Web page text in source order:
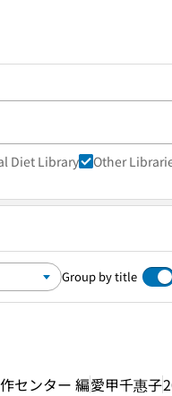
Diet Library Other
Group by title
センター 編愛甲千惠子